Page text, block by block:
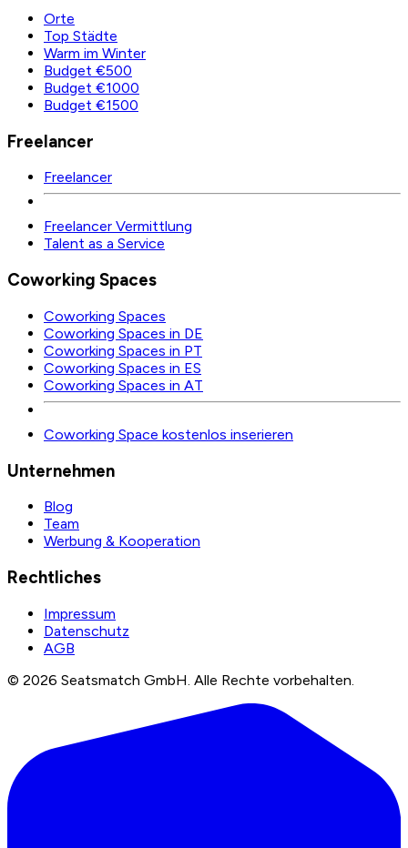
Orte
Top Städte
Warm im Winter
Budget €500
Budget €1000
Budget €1500
Freelancer
Freelancer
Freelancer Vermittlung
Talent as a Service
Coworking Spaces
Coworking Spaces
Coworking Spaces in DE
Coworking Spaces in PT
Coworking Spaces in ES
Coworking Spaces in AT
Coworking Space kostenlos inserieren
Unternehmen
Blog
Team
Werbung & Kooperation
Rechtliches
Impressum
Datenschutz
AGB
© 2026 Seatsmatch GmbH. Alle Rechte vorbehalten.